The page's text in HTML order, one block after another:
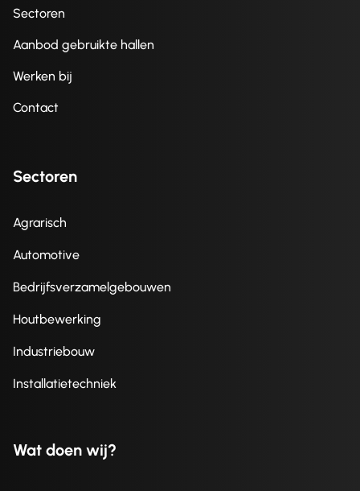
Sectoren
Aanbod gebruikte hallen
Werken bij
Contact
Sectoren
Agrarisch
Automotive
Bedrijfsverzamelgebouwen
Houtbewerking
Industriebouw
Installatietechniek
Wat doen wij?